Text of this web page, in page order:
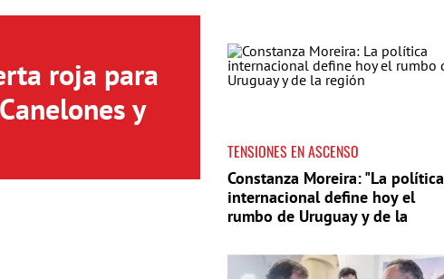
roja para
y
TENSIONES EN ASCENSO
Constanza Moreira: "La política
internacional define hoy el
rumbo de Uruguay y de la